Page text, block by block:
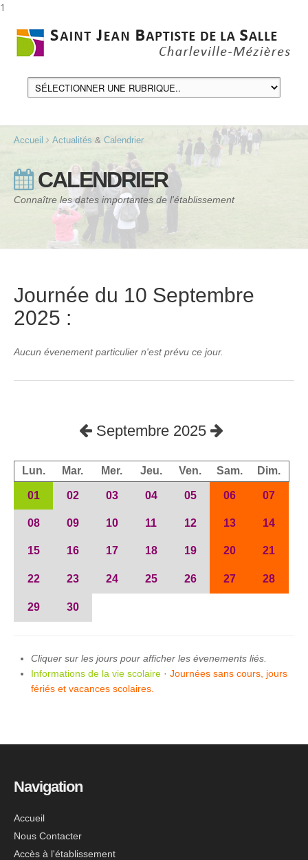
1
Accueil Actualités & Calendrier
CALENDRIER
Connaître les dates importantes de l'établissement
Journée du 10 Septembre
2025 :
Aucun évenement particulier n'est prévu ce jour.
Septembre 2025
Lun. Mar. Mer. Jeu. Ven. Sam. Dim.
01 02 03 04 05 06 07
08 09 10 11 12 13 14
15 16 17 18 19 20 21
22 23 24 25 26 27 28
29 30
Cliquer sur les jours pour afficher les évenements liés.
Informations de la vie scolaire · Journées sans cours, jours
fériés et vacances scolaires.
Navigation
Accueil
Nous Contacter
Accès à l'établissement